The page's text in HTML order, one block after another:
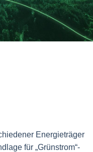
Energieträger
für „Grünstrom“-